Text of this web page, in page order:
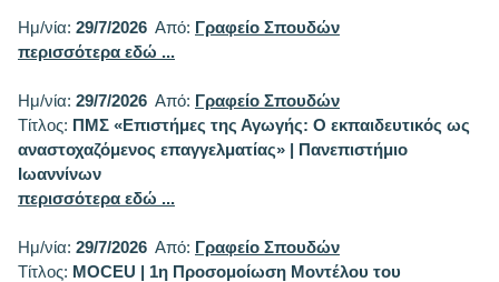
Ημ/νία: 29/7/2026 Από: Γραφείο Σπουδών
περισσότερα εδώ ...
Ημ/νία: 29/7/2026 Από: Γραφείο Σπουδών
Τίτλος: ΠΜΣ «Επιστήμες της Αγωγής: Ο εκπαιδευτικός ως
αναστοχαζόμενος επαγγελματίας» | Πανεπιστήμιο
Ιωαννίνων
περισσότερα εδώ ...
Ημ/νία: 29/7/2026 Από: Γραφείο Σπουδών
Τίτλος: MOCEU | 1η Προσομοίωση Μοντέλου του